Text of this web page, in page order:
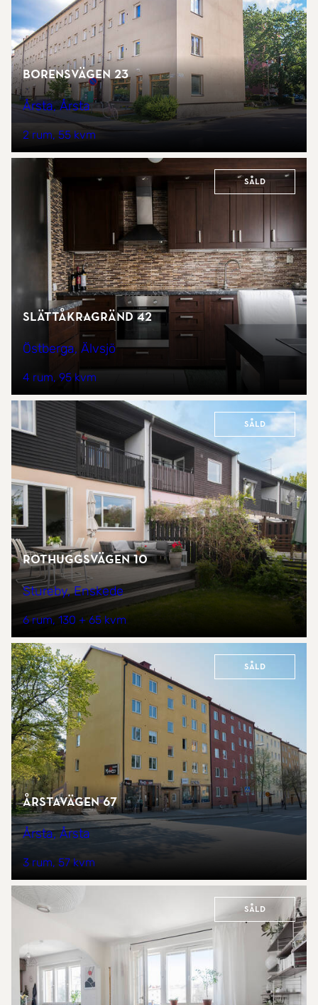
Borensvägen 23
Årsta, Årsta
2 rum 55 kvm
Såld
Slättåkragränd 42
Östberga, Älvsjö
4 rum 95 kvm
Såld
Rothuggsvägen 10
Stureby, Enskede
6 rum 130 + 65 kvm
Såld
Årstavägen 67
Årsta, Årsta
3 rum 57 kvm
Såld